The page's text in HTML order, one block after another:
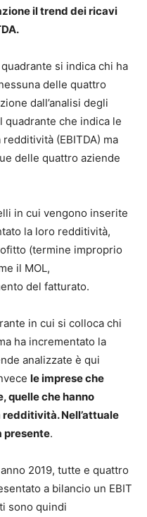
il trend dei ricavi
si indica chi ha
delle quattro
dall’analisi degli
quadrante che indica le
(EBITDA) ma
delle quattro aziende
in cui vengono inserite
la loro redditività,
(termine improprio
il MOL,
del fatturato.
in cui si colloca chi
ha incrementato la
analizzate è qui
le imprese che
quelle che hanno
Nell’attuale
presente.
2019, tutte e quattro
a bilancio un EBIT
sono quindi